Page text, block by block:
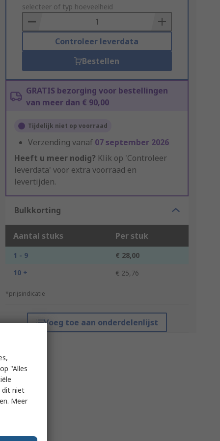
to
Basket
selecteer of typ hoeveelheid
Controleer leverdata
Bestellen
GRATIS bezorging voor bestellingen
van meer dan € 90,00
Tijdelijk niet op voorraad
Verzending vanaf 07 september 2026
Heeft u meer nodig? Klik op 'Controleer
leverdata' voor extra voorraad en
levertijden.
Bulkkorting
Aantal stuks Per stuk
1 - 9
€ 28,00
10 +
€ 25,76
*prijsindicatie
Voeg toe aan onderdelenlijst
"Alles
dit niet
Meer